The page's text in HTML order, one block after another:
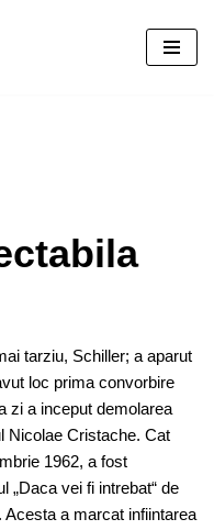
tarziu, Schiller; a aparut
loc prima convorbire
zi a inceput demolarea
Nicolae Cristache. Cat
1962, a fost
„Daca vei fi intrebat“ de
Acesta a marcat infiintarea